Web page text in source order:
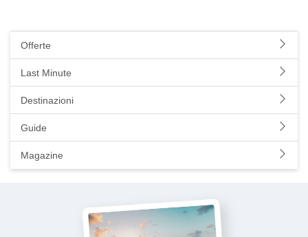
Offerte
Last Minute
Destinazioni
Guide
Magazine